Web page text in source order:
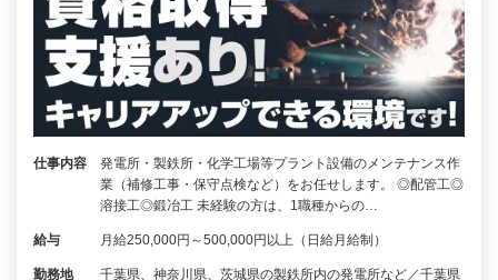
仕事内容
発電所・製鉄所・化学工場等プラント設備のメンテナンス作
業（補修工事・保守点検など）をお任せします。 ◎配管工◎
溶接工◎鍛冶工 未経験の方は、1職種からの…
給与 月給250,000円～500,000円以上（日給月給制）
勤務地
千葉県、神奈川県、茨城県の製鉄所内の発電所など／千葉県